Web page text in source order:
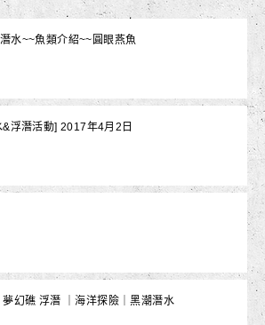
水~~魚類介紹~~圓眼燕魚
&浮潛活動] 2017年4月2日
夢幻礁 浮潛 ｜海洋探險｜黑潮潛水